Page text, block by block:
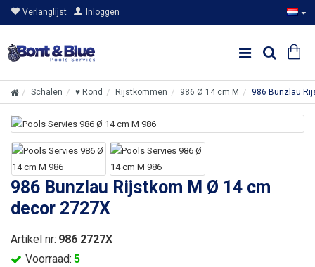
Verlanglijst Inloggen
Schalen ♥ Rond Rijstkommen 986 Ø 14 cm M 986 Bunzlau
986 Bunzlau Rijstkom M Ø 14 cm
decor 2727X
Voorraad: 5
Artikel nr: 986 2727X